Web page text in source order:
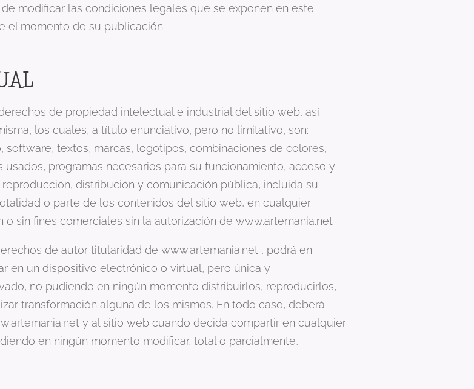
modificar las condiciones legales que se exponen en este
el momento de su publicación.
de propiedad intelectual e industrial del sitio web, así
los cuales, a título enunciativo, pero no limitativo, son:
software, textos, marcas, logotipos, combinaciones de colores,
programas necesarios para su funcionamiento, acceso y
distribución y comunicación pública, incluida su
o parte de los contenidos del sitio web, en cualquier
sin fines comerciales sin la autorización de www.artemania.net
de autor titularidad de www.artemania.net , podrá en
en un dispositivo electrónico o virtual, pero única y
no pudiendo en ningún momento distribuirlos, reproducirlos,
transformación alguna de los mismos. En todo caso, deberá
y al sitio web cuando decida compartir en cualquier
en ningún momento modificar, total o parcialmente,